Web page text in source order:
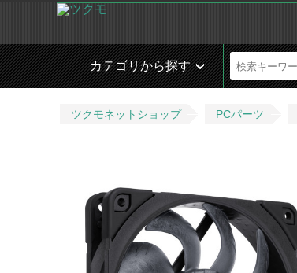
カテゴリから探す
ツクモネットショップ PCパーツ